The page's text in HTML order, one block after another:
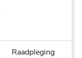
Raadpleging